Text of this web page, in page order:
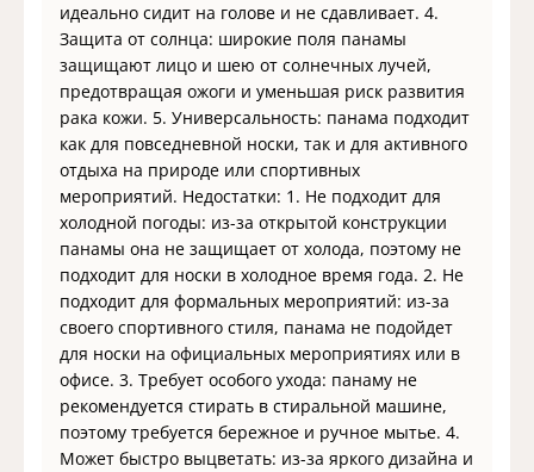
идеально сидит на голове и не сдавливает. 4.
Защита от солнца: широкие поля панамы
защищают лицо и шею от солнечных лучей,
предотвращая ожоги и уменьшая риск развития
рака кожи. 5. Универсальность: панама подходит
как для повседневной носки, так и для активного
отдыха на природе или спортивных
мероприятий. Недостатки: 1. Не подходит для
холодной погоды: из-за открытой конструкции
панамы она не защищает от холода, поэтому не
подходит для носки в холодное время года. 2. Не
подходит для формальных мероприятий: из-за
своего спортивного стиля, панама не подойдет
для носки на официальных мероприятиях или в
офисе. 3. Требует особого ухода: панаму не
рекомендуется стирать в стиральной машине,
поэтому требуется бережное и ручное мытье. 4.
Может быстро выцветать: из-за яркого дизайна и